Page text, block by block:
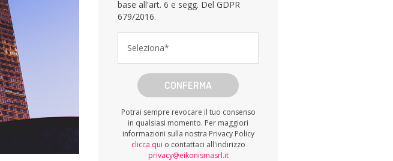
base all'art. 6 e segg. Del GDPR
679/2016.
Seleziona*
CONFERMA
Potrai sempre revocare il tuo consenso
in qualsiasi momento. Per maggiori
informazioni sulla nostra Privacy Policy
clicca qui o contattaci all'indirizzo
privacy@eikonismasrl.it